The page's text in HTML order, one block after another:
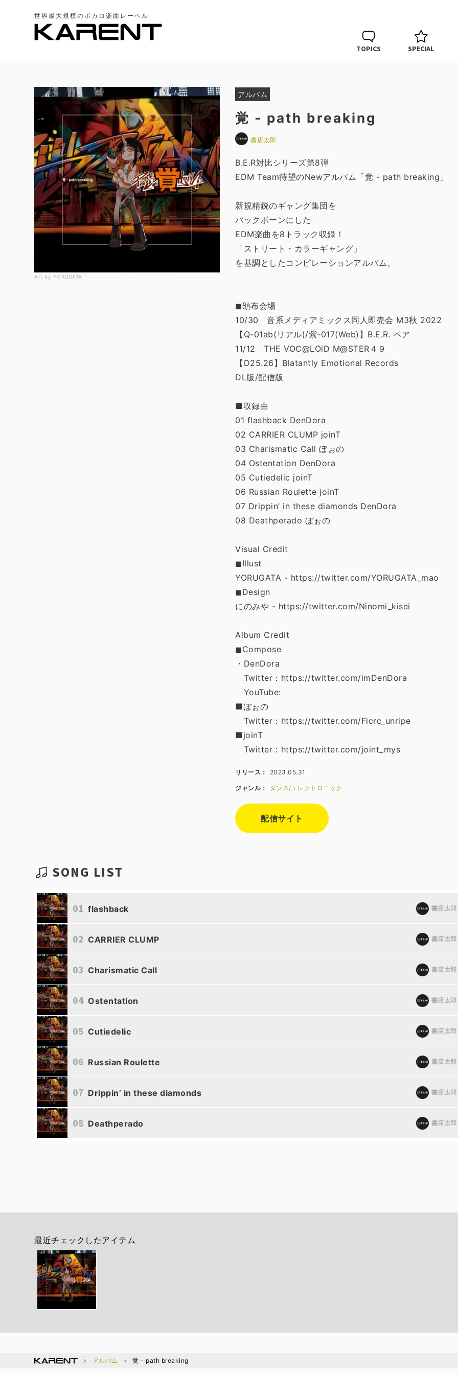
世界最大規模のボカロ楽曲レーベル
TOPICS SPECIAL
Art by YORUGATA
アルバム
覚 - path breaking
書店太郎
B.E.R対比シリーズ第8弾
EDM Team待望のNewアルバム「覚 - path breaking」
新規精鋭のギャング集団を
バックボーンにした
EDM楽曲を8トラック収録！
「ストリート・カラーギャング」
を基調としたコンピレーションアルバム。
◼︎頒布会場
10/30 音系メディアミックス同人即売会 M3秋 2022
【Q-01ab(リアル)/紫-017(Web)】B.E.R. ベア
11/12 THE VOC@LOiD M@STER４９
【D25.26】Blatantly Emotional Records
DL版/配信版
■収録曲
01 flashback DenDora
02 CARRIER CLUMP joinT
03 Charismatic Call ぼぉの
04 Ostentation DenDora
05 Cutiedelic joinT
06 Russian Roulette joinT
07 Drippin’ in these diamonds DenDora
08 Deathperado ぼぉの
Visual Credit
◼︎Illust
YORUGATA - https://twitter.com/YORUGATA_mao
◼︎Design
にのみや - https://twitter.com/Ninomi_kisei
Album Credit
◼︎Compose
・DenDora
Twitter：https://twitter.com/imDenDora
YouTube:
■ぼぉの
Twitter：https://twitter.com/Ficrc_unripe
■joinT
Twitter：https://twitter.com/joint_mys
リリース： 2023.05.31
ジャンル： ダンス/エレクトロニック
配信サイト
SONG LIST
01 flashback 書店太郎
02 CARRIER CLUMP 書店太郎
03 Charismatic Call 書店太郎
04 Ostentation 書店太郎
05 Cutiedelic 書店太郎
06 Russian Roulette 書店太郎
07 Drippin’ in these diamonds 書店太郎
08 Deathperado 書店太郎
最近チェックしたアイテム
アルバム 覚 - path breaking